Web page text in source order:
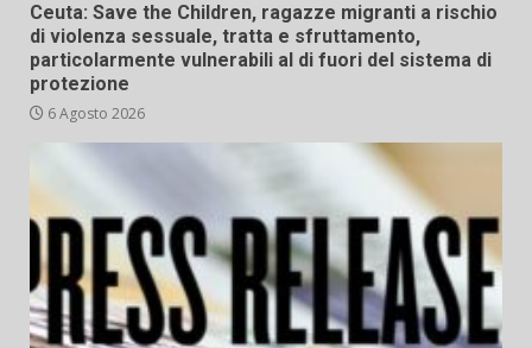
Ceuta: Save the Children, ragazze migranti a rischio
di violenza sessuale, tratta e sfruttamento,
particolarmente vulnerabili al di fuori del sistema di
protezione
6 Agosto 2026